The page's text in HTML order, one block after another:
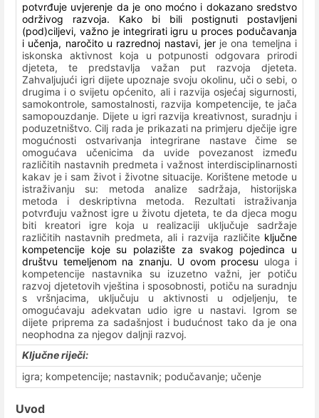
potvrđuje uvjerenje da je ono moćno i dokazano sredstvo
održivog razvoja. Kako bi bili postignuti postavljeni
(pod)ciljevi, važno je integrirati igru u proces podučavanja
i učenja, naročito u razrednoj nastavi, jer je ona temeljna i
iskonska aktivnost koja u potpunosti odgovara prirodi
djeteta, te predstavlja važan put razvoja djeteta.
Zahvaljujući igri dijete upoznaje svoju okolinu, uči o sebi, o
drugima i o svijetu općenito, ali i razvija osjećaj sigurnosti,
samokontrole, samostalnosti, razvija kompetencije, te jača
samopouzdanje. Dijete u igri razvija kreativnost, suradnju i
poduzetništvo. Cilj rada je prikazati na primjeru dječije igre
mogućnosti ostvarivanja integrirane nastavečime se
omogućava učenicima da
uvide povezanost između
različitih nastavnih predmeta i važnost interdisciplinarnosti
kakav je i sam život i životne situacije. Korištene metode u
istraživanju su: metoda analize sadržaja, historijska
metoda i deskriptivna metoda. Rezultati istraživanja
potvrđuju važnost igre u životu djeteta, te da djeca mogu
biti kreatori igre koja u realizaciji uključuje sadržaje
različitih nastavnih predmeta, ali i razvija različite ključne
kompetencije koje su polazište za svakog pojedinca u
društvu temeljenom na znanju. U ovom procesu uloga i
kompetencije nastavnika su izuzetno važni, jer potiču
razvoj djetetovih vještina i sposobnosti, potiču na suradnju
s vršnjacima, uključuju u aktivnosti u odjeljenju, te
omogućavaju adekvatan udio igre u nastavi. Igrom se
dijete priprema za sadašnjost i budućnost tako da je ona
neophodna za njegov daljnji razvoj.
Ključne riječi:
igra; kompetencije; nastavnik; podučavanje; učenje
Uvod